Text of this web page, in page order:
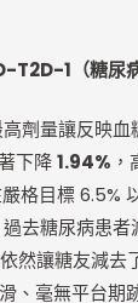
T2D-1 （糖
劑量讓反映
下降1.94%
格目標 6.5%
過去糖尿病患者
然讓糖友減去
、毫無平台期